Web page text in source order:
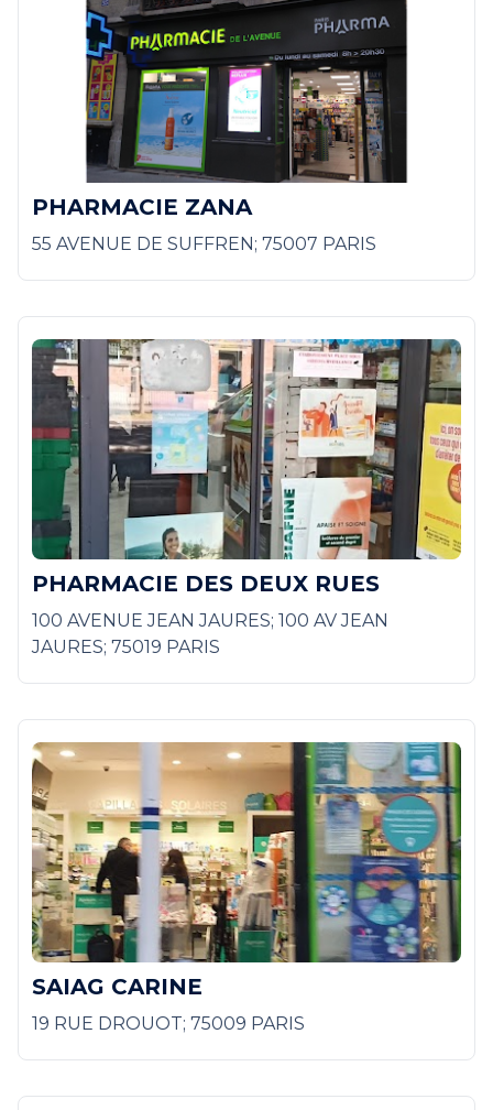
PHARMACIE ZANA
55 AVENUE DE SUFFREN; 75007 PARIS
PHARMACIE DES DEUX RUES
100 AVENUE JEAN JAURES; 100 AV JEAN
JAURES; 75019 PARIS
SAIAG CARINE
19 RUE DROUOT; 75009 PARIS